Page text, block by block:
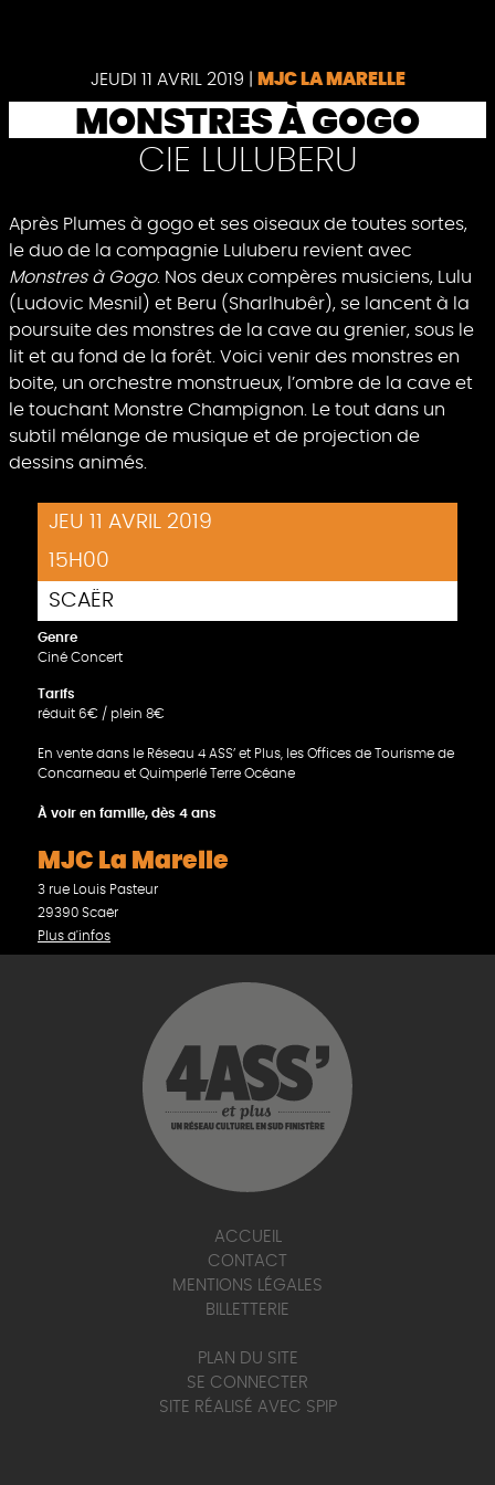
JEUDI 11 AVRIL 2019 MJC LA MARELLE
MONSTRES À GOGO
CIE LULUBERU
Après Plumes à gogo et ses oiseaux de toutes sortes,
le duo de la compagnie Luluberu revient avec
Monstres à Gogo. Nos deux compères musiciens, Lulu
(Ludovic Mesnil) et Beru (Sharlhubêr), se lancent à la
poursuite des monstres de la cave au grenier, sous le
lit et au fond de la forêt. Voici venir des monstres en
boite, un orchestre monstrueux, l’ombre de la cave et
le touchant Monstre Champignon. Le tout dans un
subtil mélange de musique et de projection de
dessins animés.
JEU 11 AVRIL 2019
15H00
SCAËR
Genre
Ciné Concert
Tarifs
réduit 6€ / plein 8€
En vente dans le Réseau 4 ASS’ et Plus, les Offices de Tourisme de
Concarneau et Quimperlé Terre Océane
À voir en famille, dès 4 ans
MJC La Marelle
3 rue Louis Pasteur
29390 Scaër
Plus d'infos
ACCUEIL
CONTACT
MENTIONS LÉGALES
BILLETTERIE
PLAN DU SITE
SE CONNECTER
SITE RÉALISÉ AVEC SPIP